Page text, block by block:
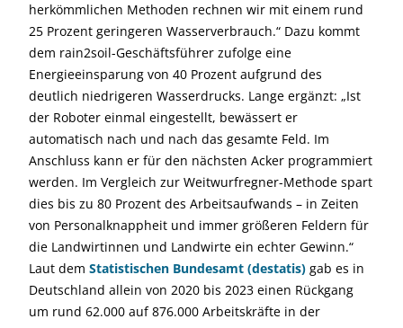
herkömmlichen Methoden rechnen wir mit einem rund
25 Prozent geringeren Wasserverbrauch.“ Dazu kommt
dem rain2soil-Geschäftsführer zufolge eine
Energieeinsparung von 40 Prozent aufgrund des
deutlich niedrigeren Wasserdrucks. Lange ergänzt: „Ist
der Roboter einmal eingestellt, bewässert er
automatisch nach und nach das gesamte Feld. Im
Anschluss kann er für den nächsten Acker programmiert
werden. Im Vergleich zur Weitwurfregner-Methode spart
dies bis zu 80 Prozent des Arbeitsaufwands – in Zeiten
von Personalknappheit und immer größeren Feldern für
die Landwirtinnen und Landwirte ein echter Gewinn.“
Laut dem Statistischen Bundesamt (destatis) gab es in
Deutschland allein von 2020 bis 2023 einen Rückgang
um rund 62.000 auf 876.000 Arbeitskräfte in der